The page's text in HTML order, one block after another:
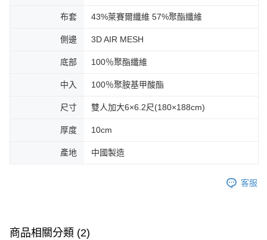
布套 43%萊賽爾纖維 57%聚酯纖維
側邊 3D AIR MESH
底部 100％聚酯纖維
中入 100％聚胺基甲酸酯
尺寸 雙人加大6×6.2尺(180×188cm)
厚度 10cm
產地 中國製造
客服
商品相關分類 (2)